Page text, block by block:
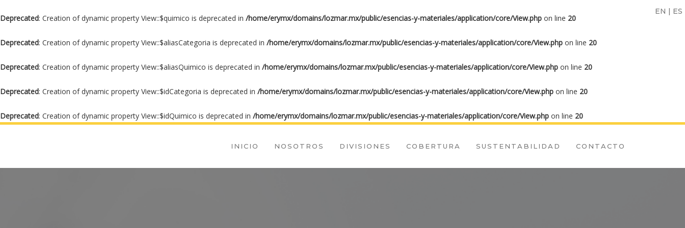
Deprecated: Creation of dynamic property View::$quimico is deprecated in /home/erymx/domains/lozmar.mx/public/esencias-y-materiales/application/core/View.php on line 20
Deprecated: Creation of dynamic property View::$aliasCategoria is deprecated in /home/erymx/domains/lozmar.mx/public/esencias-y-materiales/application/core/View.php on line 20
Deprecated: Creation of dynamic property View::$aliasQuimico is deprecated in /home/erymx/domains/lozmar.mx/public/esencias-y-materiales/application/core/View.php on line 20
Deprecated: Creation of dynamic property View::$idCategoria is deprecated in /home/erymx/domains/lozmar.mx/public/esencias-y-materiales/application/core/View.php on line 20
Deprecated: Creation of dynamic property View::$idQuimico is deprecated in /home/erymx/domains/lozmar.mx/public/esencias-y-materiales/application/core/View.php on line 20
EN | ES
INICIO NOSOTROS DIVISIONES COBERTURA SUSTENTABILIDAD CONTACTO